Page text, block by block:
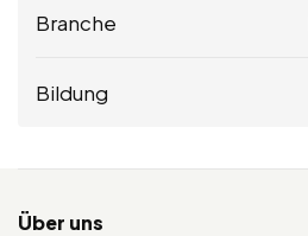
Branche
Bildung
Über uns